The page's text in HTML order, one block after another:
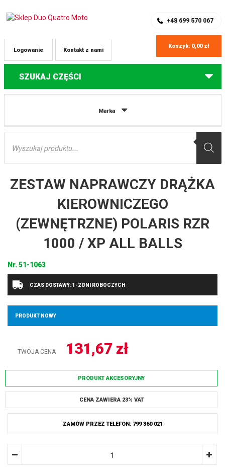
+48 699 570 067
Kontakt z nami
Logowanie
Koszyk: 0,00 zł
SZUKAJ CZĘŚCI
Marka
Wyszukiwarka
Części do quadów Polaris
ZESTAW NAPRAWCZY DRĄŻKA
KIEROWNICZEGO
(ZEWNĘTRZNE) POLARIS RZR
1000 / XP ALL BALLS
Nr.51-1063
CZAS DOSTAWY: 1-2 DNI ROBOCZYCH
PRODUKT NOWY
TWOJA CENA 131,67 zł
PRODUKT AKCESORYJNY
CENA ZAWIERA 23% VAT
ZAMÓW PRZEZ TELEFON: 799 360 021